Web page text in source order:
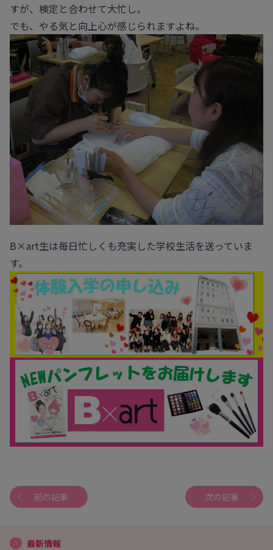
すが、検定と合わせて大忙し。
でも、やる気と向上心が感じられますよね。
B×art生は毎日忙しくも充実した学校生活を送っていま
す。
前の記事 次の記事
最新情報